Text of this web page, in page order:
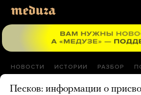
НОВОСТИ ИСТОРИИ РАЗБОР
Песков: информации о